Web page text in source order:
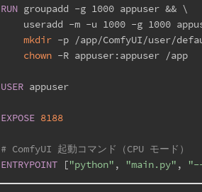
RUN groupadd -g 1000 appuser && \
useradd -m -u 1000 -g 1000
mkdir -p /app/ComfyUI/user/
chown -R appuser:appuser /app
USER appuser
EXPOSE 8188
# ComfyUI 起動コマンド（CPU モード）
ENTRYPOINT ["python" , "main.py" ,